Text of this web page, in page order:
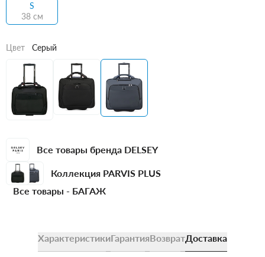
S
38 см
Цвет Серый
Все товары бренда DELSEY
Коллекция PARVIS PLUS
Все товары - БАГАЖ
ХарактеристикиГарантияВозвратДоставка